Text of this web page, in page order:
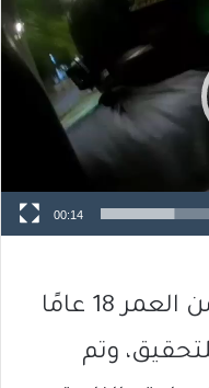
00:14
تم اعتقال الراكب، البالغ من العمر 18 عامًا
وتم